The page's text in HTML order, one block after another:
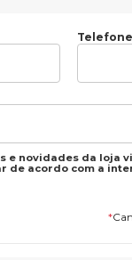
e novidades da loja
de acordo com a
*